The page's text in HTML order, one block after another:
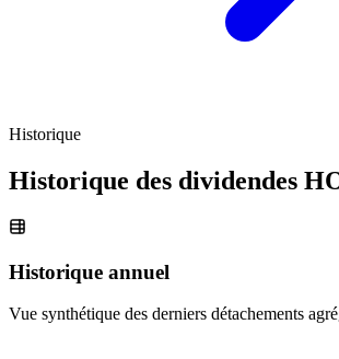
Historique
Historique des dividendes
Historique annuel
Vue synthétique des derniers détachements